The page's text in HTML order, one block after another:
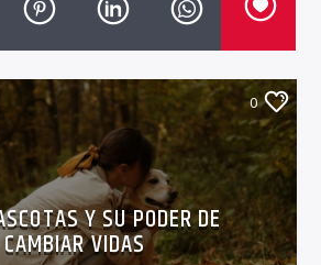
0
Y SU PODER DE
CAMBIAR VIDAS